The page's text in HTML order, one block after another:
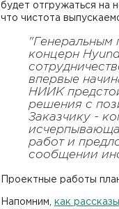
будет отгружаться на
что чистота
"Генеральным
концерн
впервые
НИИК
решения с
Заказчику -
работ и
сообщении
Проектные работы
Напомним, как